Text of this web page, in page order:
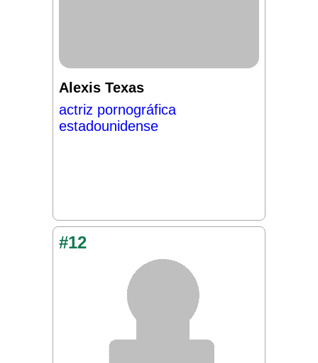
Alexis Texas
actriz pornográfica
estadounidense
#12